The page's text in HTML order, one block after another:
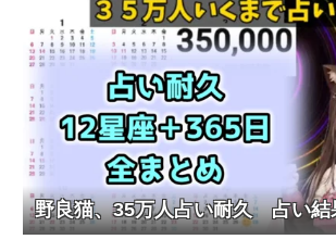
野良猫、35万人占い耐久 占い結